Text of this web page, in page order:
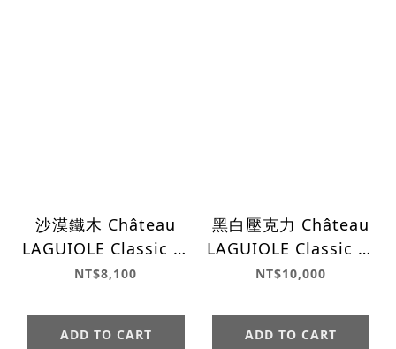
沙漠鐵木 Château
LAGUIOLE Classic 經
典系列
NT$8,100
ADD TO CART
黑白壓克力 Château
LAGUIOLE Classic 經
典系列
NT$10,000
ADD TO CART